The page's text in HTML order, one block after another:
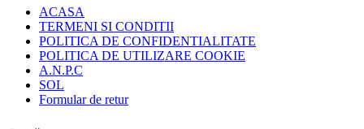
ACASA
TERMENI SI CONDITII
POLITICA DE CONFIDENTIALITATE
POLITICA DE UTILIZARE COOKIE
A.N.P.C
SOL
Formular de retur